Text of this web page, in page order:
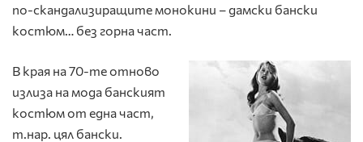
по-скандализиращите монокини – дамски бански
костюм… без горна част.
В края на 70-те отново
излиза на мода банският
костюм от една част,
т.нар. цял бански.